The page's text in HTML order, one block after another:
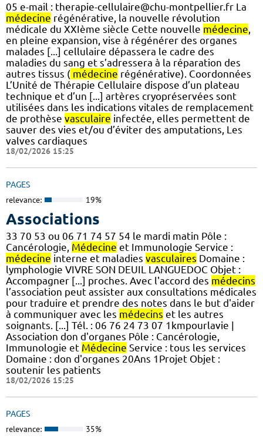
05 e-mail : therapie-cellulaire@chu-montpellier.fr La
médecine régénérative, la nouvelle révolution
médicale du XXIème siècle Cette nouvelle médecine
en pleine expansion, vise à régénérer des organes
malades [...] cellulaire dépassera le cadre des
maladies du sang et s’adressera à la réparation des
autres tissus ( médecine régénérative). Coordonnées
L’Unité de Thérapie Cellulaire dispose d’un plateau
technique et d’un [...] artères cryopréservées sont
utilisées dans les indications vitales de remplacement
de prothèse vasculaire infectée, elles permettent de
sauver des vies et/ou d’éviter des amputations, Les
valves cardiaques
18/02/2026 15:25
PAGES
relevance: 19%
Associations
33 70 53 ou 06 71 74 57 54 le mardi matin Pôle :
Cancérologie, Médecine et Immunologie Service :
médecine interne et maladies vasculaires Domaine :
lymphologie VIVRE SON DEUIL LANGUEDOC Objet :
Accompagner [...] proches. Avec l'accord des médecins
l’association peut assister aux consultations médicales
pour traduire et prendre des notes dans le but d'aider
à communiquer avec les médecins et les autres
soignants. [...] Tél. : 06 76 24 73 07 1kmpourlavie |
Association don d'organes Pôle : Cancérologie,
Immunologie et Médecine Service : tous les services
Domaine : don d'organes 20Ans 1Projet Objet :
soutenir les patients
18/02/2026 15:25
PAGES
relevance: 35%